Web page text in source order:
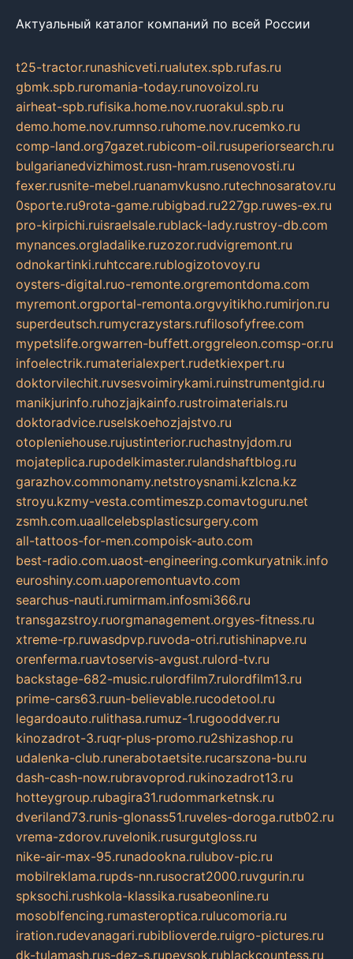
Актуальный каталог компаний по всей России
t25-tractor.runashicveti.rualutex.spb.rufas.ru
gbmk.spb.ruromania-today.runovoizol.ru
airheat-spb.rufisika.home.nov.ruorakul.spb.ru
demo.home.nov.rumnso.ruhome.nov.rucemko.ru
comp-land.org7gazet.rubicom-oil.rusuperiorsearch.ru
bulgarianedvizhimost.rusn-hram.rusenovosti.ru
fexer.rusnite-mebel.ruanamvkusno.rutechnosaratov.ru
0sporte.ru9rota-game.rubigbad.ru227gp.ruwes-ex.ru
pro-kirpichi.ruisraelsale.rublack-lady.rustroy-db.com
mynances.orgladalike.ruzozor.rudvigremont.ru
odnokartinki.ruhtccare.rublogizotovoy.ru
oysters-digital.ruo-remonte.orgremontdoma.com
myremont.orgportal-remonta.orgvyitikho.rumirjon.ru
superdeutsch.rumycrazystars.rufilosofyfree.com
mypetslife.orgwarren-buffett.orggreleon.comsp-or.ru
infoelectrik.rumaterialexpert.rudetkiexpert.ru
doktorvilechit.ruvsesvoimirykami.ruinstrumentgid.ru
manikjurinfo.ruhozjajkainfo.rustroimaterials.ru
doktoradvice.ruselskoehozjajstvo.ru
otopleniehouse.rujustinterior.ruchastnyjdom.ru
mojateplica.rupodelkimaster.rulandshaftblog.ru
garazhov.commonamy.netstroysnami.kzlcna.kz
stroyu.kzmy-vesta.comtimeszp.comavtoguru.net
zsmh.com.uaallcelebsplasticsurgery.com
all-tattoos-for-men.compoisk-auto.com
best-radio.com.uaost-engineering.comkuryatnik.info
euroshiny.com.uaporemontuavto.com
searchus-nauti.rumirmam.infosmi366.ru
transgazstroy.ruorgmanagement.orgyes-fitness.ru
xtreme-rp.ruwasdpvp.ruvoda-otri.rutishinapve.ru
orenferma.ruavtoservis-avgust.rulord-tv.ru
backstage-682-music.rulordfilm7.rulordfilm13.ru
prime-cars63.ruun-believable.rucodetool.ru
legardoauto.rulithasa.rumuz-1.rugooddver.ru
kinozadrot-3.ruqr-plus-promo.ru2shizashop.ru
udalenka-club.runerabotaetsite.rucarszona-bu.ru
dash-cash-now.rubravoprod.rukinozadrot13.ru
hotteygroup.rubagira31.rudommarketnsk.ru
dveriland73.runis-glonass51.ruveles-doroga.rutb02.ru
vrema-zdorov.ruvelonik.rusurgutgloss.ru
nike-air-max-95.runadookna.rulubov-pic.ru
mobilreklama.rupds-nn.rusocrat2000.ruvgurin.ru
spksochi.rushkola-klassika.rusabeonline.ru
mosoblfencing.rumasteroptica.rulucomoria.ru
iration.rudevanagari.rubiblioverde.ruigro-pictures.ru
dk-tulamash.rus-dez-s.rupeysok.rublackcountess.ru